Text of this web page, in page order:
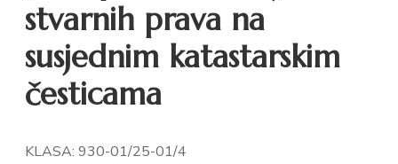
stvarnih prava na
susjednim katastarskim
česticama
KLASA: 930-01/25-01/4